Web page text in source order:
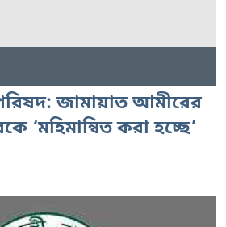
জামায়াত আমীরের
‘মহিমান্বিত করা হচ্ছে’